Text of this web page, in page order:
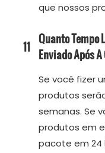
que nossos
11 Quanto Tempo
Enviado Após
Se você fizer
produtos
semanas. Se
produtos em
pacote em 24